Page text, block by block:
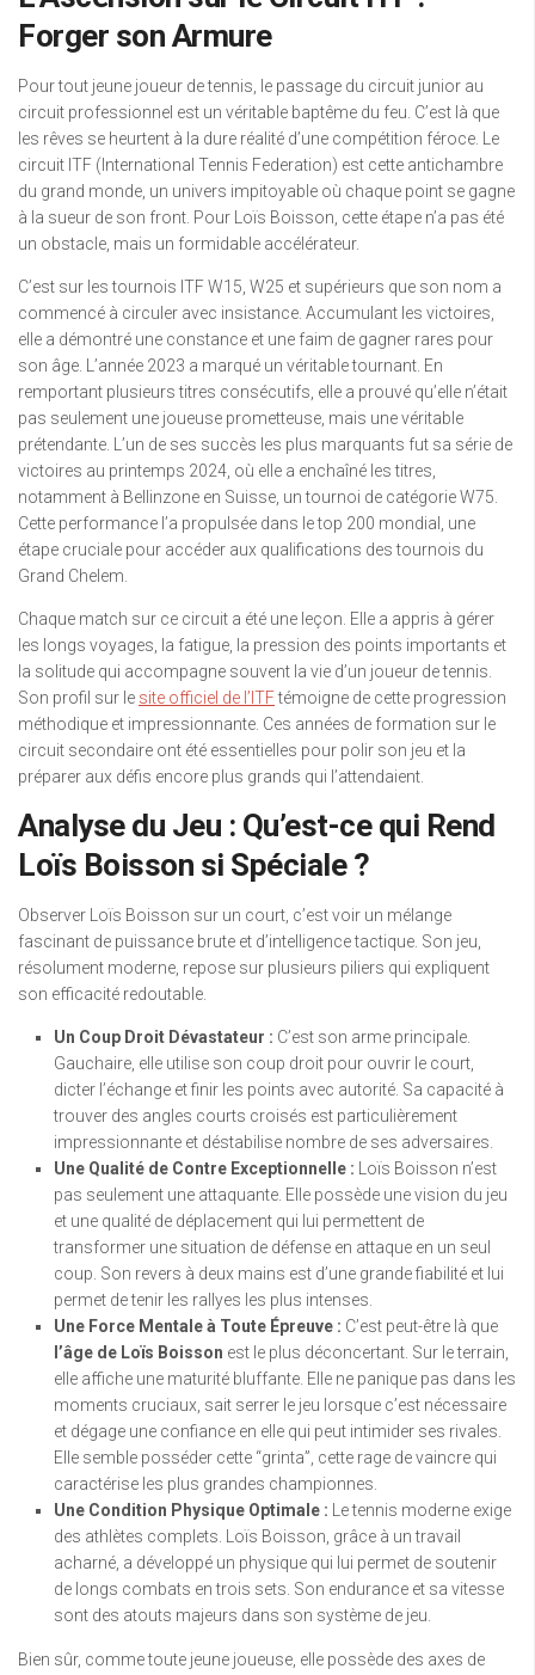
Forger son Armure
Pour tout jeune joueur de tennis, le passage du circuit junior au
circuit professionnel est un véritable baptême du feu. C’est là que
les rêves se heurtent à la dure réalité d’une compétition féroce. Le
circuit ITF (International Tennis Federation) est cette antichambre
du grand monde, un univers impitoyable où chaque point se gagne
à la sueur de son front. Pour Loïs Boisson, cette étape n’a pas été
un obstacle, mais un formidable accélérateur.
C’est sur les tournois ITF W15, W25 et supérieurs que son nom a
commencé à circuler avec insistance. Accumulant les victoires,
elle a démontré une constance et une faim de gagner rares pour
son âge. L’année 2023 a marqué un véritable tournant. En
remportant plusieurs titres consécutifs, elle a prouvé qu’elle n’était
pas seulement une joueuse prometteuse, mais une véritable
prétendante. L’un de ses succès les plus marquants fut sa série de
victoires au printemps 2024, où elle a enchaîné les titres,
notamment à Bellinzone en Suisse, un tournoi de catégorie W75.
Cette performance l’a propulsée dans le top 200 mondial, une
étape cruciale pour accéder aux qualifications des tournois du
Grand Chelem.
Chaque match sur ce circuit a été une leçon. Elle a appris à gérer
les longs voyages, la fatigue, la pression des points importants et
la solitude qui accompagne souvent la vie d’un joueur de tennis.
Son profil sur le site officiel de l’ITFtémoigne de cette progression
méthodique et impressionnante. Ces années de formation sur le
circuit secondaire ont été essentielles pour polir son jeu et la
préparer aux défis encore plus grands qui l’attendaient.
Analyse du Jeu : Qu’est-ce qui Rend
Loïs Boisson si Spéciale ?
Observer Loïs Boisson sur un court, c’est voir un mélange
fascinant de puissance brute et d’intelligence tactique. Son jeu,
résolument moderne, repose sur plusieurs piliers qui expliquent
son efficacité redoutable.
Un Coup Droit Dévastateur : C’est son arme principale.
Gauchaire, elle utilise son coup droit pour ouvrir le court,
dicter l’échange et finir les points avec autorité. Sa capacité à
trouver des angles courts croisés est particulièrement
impressionnante et déstabilise nombre de ses adversaires.
Une Qualité de Contre Exceptionnelle : Loïs Boisson n’est
pas seulement une attaquante. Elle possède une vision du jeu
et une qualité de déplacement qui lui permettent de
transformer une situation de défense en attaque en un seul
coup. Son revers à deux mains est d’une grande fiabilité et lui
permet de tenir les rallyes les plus intenses.
Une Force Mentale à Toute Épreuve : C’est peut-être là que
l’âge de Loïs Boisson est le plus déconcertant. Sur le terrain,
elle affiche une maturité bluffante. Elle ne panique pas dans les
moments cruciaux, sait serrer le jeu lorsque c’est nécessaire
et dégage une confiance en elle qui peut intimider ses rivales.
Elle semble posséder cette “grinta”, cette rage de vaincre qui
caractérise les plus grandes championnes.
Une Condition Physique Optimale : Le tennis moderne exige
des athlètes complets. Loïs Boisson, grâce à un travail
acharné, a développé un physique qui lui permet de soutenir
de longs combats en trois sets. Son endurance et sa vitesse
sont des atouts majeurs dans son système de jeu.
Bien sûr, comme toute jeune joueuse, elle possède des axes de